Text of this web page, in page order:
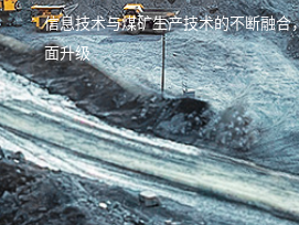
信息技术与煤矿生产技术的不断融合
面升级